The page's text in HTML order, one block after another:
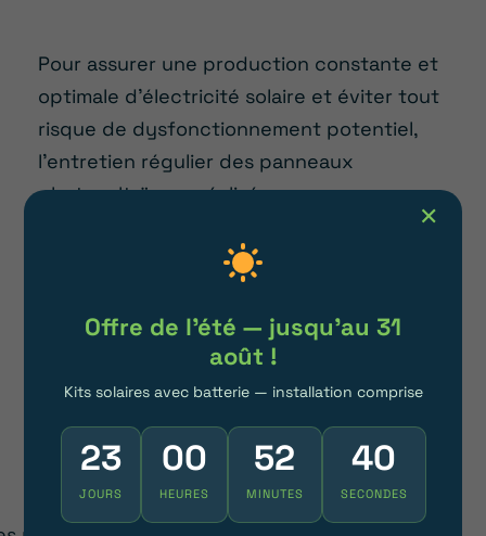
Pour assurer une production constante et
optimale d’électricité solaire et éviter tout
risque de dysfonctionnement potentiel,
l’entretien régulier des panneaux
photovoltaïques réalisé par un
Passer au solaire
PROLONGER LA DURÉE DE VIE DE VOS
PANNEAUX SOLAIRES
✕
Offre de l'été — jusqu'au 31
août !
Kits solaires avec batterie — installation comprise
23
JOURS
00
HEURES
52
MINUTES
37
SECONDES